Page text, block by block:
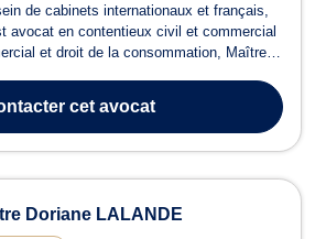
de cabinets internationaux et français,
avocat en contentieux civil et commercial
et droit de la consommation, Maître
de vices cachés, de pratiques
cet avocat
Doriane LALANDE